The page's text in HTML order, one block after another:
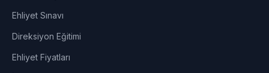
Ehliyet Sınavı
Direksiyon Eğitimi
Ehliyet Fiyatları